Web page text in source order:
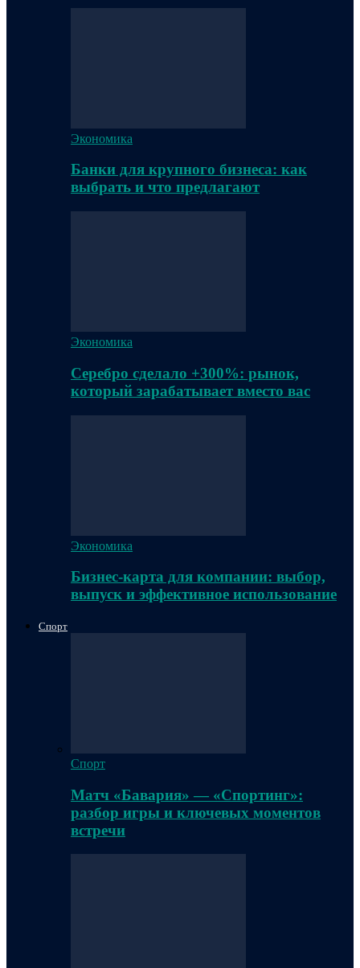
Экономика
Банки для крупного бизнеса: как
выбрать и что предлагают
Экономика
Серебро сделало +300%: рынок,
который зарабатывает вместо вас
Экономика
Бизнес-карта для компании: выбор,
выпуск и эффективное использование
Спорт
Спорт
Матч «Бавария» — «Спортинг»:
разбор игры и ключевых моментов
встречи